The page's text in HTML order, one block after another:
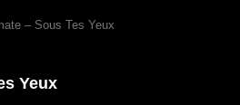
– Sous Tes Yeux
Yeux